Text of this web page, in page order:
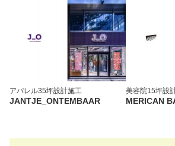
アパレル35坪設計施工
JANTJE_ONTEMBAAR
美容院15坪設
MERICAN